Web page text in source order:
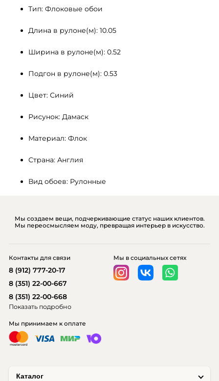
Тип: Флоковые обои
Длина в рулоне(м): 10.05
Ширина в рулоне(м): 0.52
Подгон в рулоне(м): 0.53
Цвет: Синий
Рисунок: Дамаск
Материал: Флок
Страна: Англия
Вид обоев: Рулонные
Мы создаем вещи, подчеркивающие статус наших клиентов.
Мы переосмысляем моду, превращая интерьер в искусство.
Каталог
Мы принимаем к оплате
Мы в социальных сетях
Контакты для связи
8 (912) 777-20-17
8 (351) 22-00-667
8 (351) 22-00-668
Показать подробно